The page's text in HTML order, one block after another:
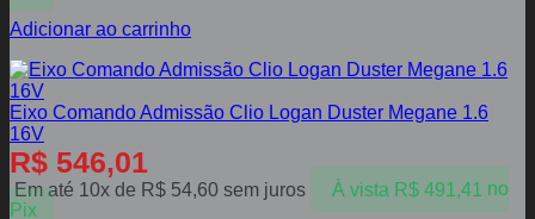
Adicionar ao carrinho
Eixo Comando Admissão Clio Logan Duster Megane 1.6
16V
R$ 546,01
Em até 10x de R$ 54,60 sem juros À vista R$491,41 no
Pix